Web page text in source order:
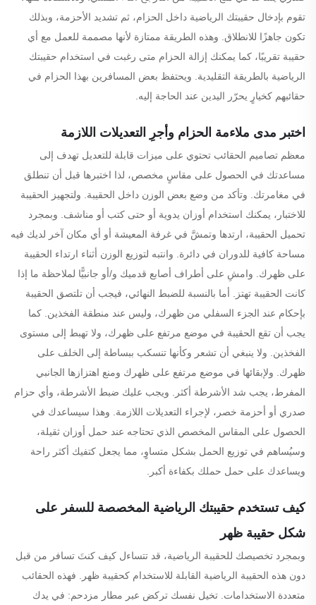
تقوم بإدخال حقيبتك الرياضية داخل الحزام، ثم تشديد الأحزمة، وبذلك
تكون جاهزًا للانطلاق. وهذه الطريقة ممتازة لأنها مصممة للعمل مع أي
حقيبة تقريبًا، كما يمكنك إزالة الحزام متى رغبت في استخدام حقيبتك
الرياضية بالطريقة التقليدية. ويحتفظ بعض المسافرين بهذا الحزام في
حقائبهم كخيارٍ يحرّر اليدين عند الحاجة إليه.
اختبر مدى ملاءمة الحزام وأجرِ التعديلات اللازمة
معظم تصاميم الحقائب تحتوي على ميزات قابلة للتعديل تهدف إلى
مساعدتك في الحصول على مقاسٍ مخصص، لذا اختبرها قبل أن تنطلق
في مغامرتك. وتأكد من وضع بعض الوزن داخل الحقيبة. ولتجهيز الحقيبة
للاختبار، يمكنك استخدام أوزان يدوية أو حتى كتب أو مناشف. وبمجرد
تحميل الحقيبة، ارتدها وتمشَّ في غرفة المعيشة أو أي مكان آخر لديك فيه
مساحة كافية للدوران في دائرة. وانتبه لتوزيع الوزن أثناء ارتداء الحقيبة
على ظهرك. وامشِ على أطراف أصابع قدميك و/أو جانبيًّا لملاحظة ما إذا
كانت الحقيبة تهتز. أما بالنسبة للضبط النهائي، فيجب أن تلتصق الحقيبة
بإحكام عند الجزء السفلي من ظهرك، وليس عند منطقة الفخذين. كما
يجب أن تقع الحقيبة في موضع مرتفع على ظهرك، ولا تهبط إلى مستوى
الفخذين. ولا ينبغي أن تشعر وكأنها تنسكب ببساطة إلى الخلف على
ظهرك. ولإبقائها في موضع مرتفع على ظهرك ومنع اهتزازها الجانبي
المفرط، يجب شد الأشرطة أكثر. ويجب عليك ضبط الأشرطة، وأي حزام
صدري أو أحزمة خصر، لإجراء التعديلات اللازمة. وهذا سيساعدك في
الحصول على المقاس المخصص الذي تحتاجه عند حمل أوزان ثقيلة،
وسيُساهم في توزيع الحمل بشكل متساوٍ، مما يجعل كتفيك أكثر راحة
ويساعدك على حمل حملك بكفاءة أكبر.
كيف تستخدم حقيبتك الرياضية المخصصة للسفر على
شكل حقيبة ظهر
وبمجرد تخصيصك للحقيبة الرياضية، قد تتساءل كيف كنتَ تسافر من قبل
دون هذه الحقيبة الرياضية القابلة للاستخدام كحقيبة ظهر. فهذه الحقائب
متعددة الاستخدامات. تخيل نفسك تركض عبر مطار مزدحم: في يدك